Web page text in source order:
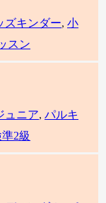
ズキンダー, 小
スン
ュニア, パルキ
2級